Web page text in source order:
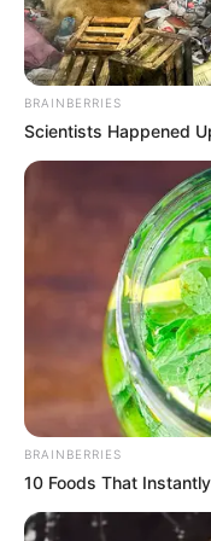
MARINILLA -
YONDÓ -
BRAINBERRIES
Scientists Happened
BRAINBERRIES
10 Foods That